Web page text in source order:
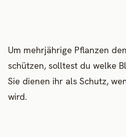
Um mehrjährige Pflanzen
schützen, solltest du welke
Sie dienen ihr als Schutz,
wird.